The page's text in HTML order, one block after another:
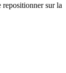
sur la